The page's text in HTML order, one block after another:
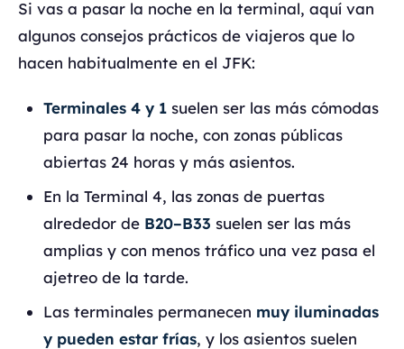
Si vas a pasar la noche en la terminal, aquí van
algunos consejos prácticos de viajeros que lo
hacen habitualmente en el JFK:
Terminales 4 y 1 suelen ser las más cómodas
para pasar la noche, con zonas públicas
abiertas 24 horas y más asientos.
En la Terminal 4, las zonas de puertas
alrededor de B20–B33 suelen ser las más
amplias y con menos tráfico una vez pasa el
ajetreo de la tarde.
Las terminales permanecen muy iluminadas
y pueden estar frías, y los asientos suelen